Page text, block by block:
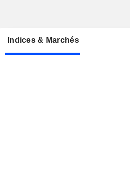
Indices & Marchés